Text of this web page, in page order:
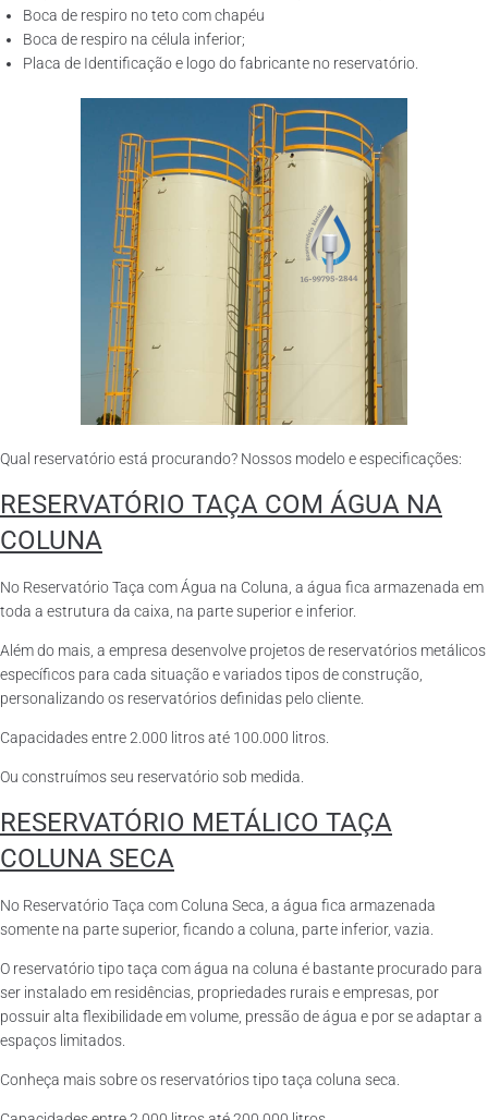
Boca de respiro no teto com chapéu
Boca de respiro na célula inferior;
Placa de Identificação e logo do fabricante no reservatório.
Qual reservatório está procurando? Nossos modelo e especificações:
RESERVATÓRIO TAÇA COM ÁGUA NA
COLUNA
No Reservatório Taça com Água na Coluna, a água fica armazenada em
toda a estrutura da caixa, na parte superior e inferior.
Além do mais, a empresa desenvolve projetos de reservatórios metálicos
específicos para cada situação e variados tipos de construção,
personalizando os reservatórios definidas pelo cliente.
Capacidades entre 2.000 litros até 100.000 litros.
Ou construímos seu reservatório sob medida.
RESERVATÓRIO METÁLICO TAÇA
COLUNA SECA
No Reservatório Taça com Coluna Seca, a água fica armazenada
somente na parte superior, ficando a coluna, parte inferior, vazia.
O reservatório tipo taça com água na coluna é bastante procurado para
ser instalado em residências, propriedades rurais e empresas, por
possuir alta flexibilidade em volume, pressão de água e por se adaptar a
espaços limitados.
Conheça mais sobre os reservatórios tipo taça coluna seca.